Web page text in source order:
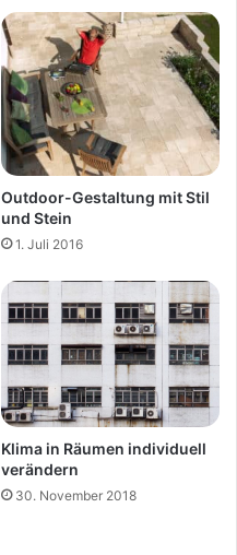
Outdoor-Gestaltung mit Stil
und Stein
1. Juli 2016
Klima in Räumen individuell
verändern
30. November 2018